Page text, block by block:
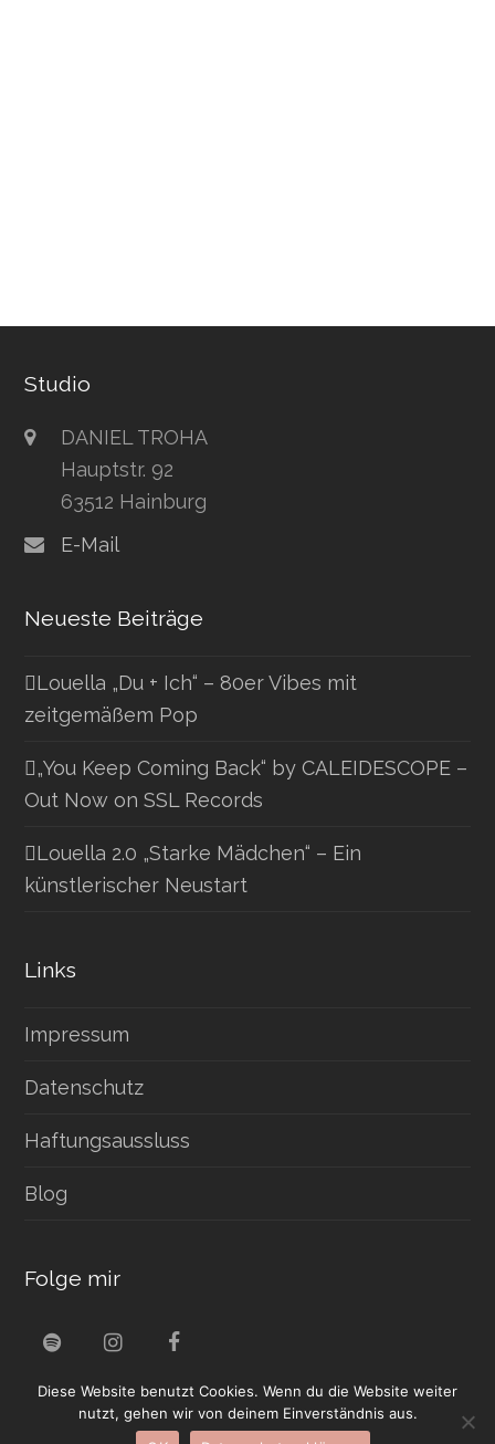
Studio
DANIEL TROHA
Hauptstr. 92
63512 Hainburg
E-Mail
Neueste Beiträge
Louella „Du + Ich“ – 80er Vibes mit
zeitgemäßem Pop
„You Keep Coming Back“ by CALEIDESCOPE –
Out Now on SSL Records
Louella 2.0 „Starke Mädchen“ – Ein
künstlerischer Neustart
Links
Impressum
Datenschutz
Haftungsaussluss
Blog
Folge mir
S
o
I
s
t
F
c
e
b
DANIEL TROHA MUSIC - ALL RIGHTS RESERVED |
Diese Website benutzt Cookies. Wenn du die Website weiter
nutzt, gehen wir von deinem Einverständnis aus.